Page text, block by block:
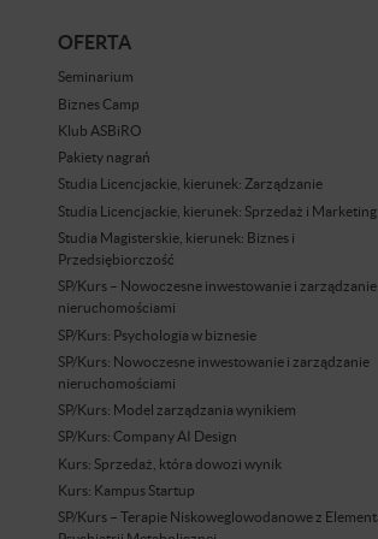
OFERTA
Seminarium
Biznes Camp
Klub ASBiRO
Pakiety nagrań
Studia Licencjackie, kierunek: Zarządzanie
Studia Licencjackie, kierunek: Sprzedaż i Marketing
Studia Magisterskie, kierunek: Biznes i
Przedsiębiorczość
SP/Kurs – Nowoczesne inwestowanie i zarządzanie
nieruchomościami
SP/Kurs: Psychologia w biznesie
SP/Kurs: Nowoczesne inwestowanie i zarządzanie
nieruchomościami
SP/Kurs: Model zarządzania wynikiem
SP/Kurs: Company AI Design
Kurs: Sprzedaż, która dowozi wynik
Kurs: Kampus Startup
SP/Kurs – Terapie Niskoweglowodanowe z